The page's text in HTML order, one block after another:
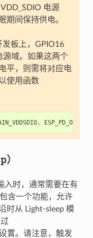
电源
期间保持供电。
板上，GPIO16
源域。如果这两个
平，则需将对应电
使用函数
,
入时，通常需要在有
含一个功能，允许
时从 Light-sleep 模
置。请注意，触发